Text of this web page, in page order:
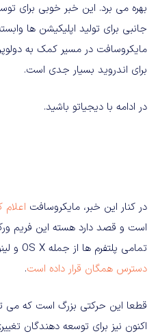
بهره می برد. این خبر خوبی برای
جانبی برای تولید اپلیکیشن ها
مایکروسافت در مسیر کمک به
برای اندروید بسیار جدی است.
در ادامه با دیجیاتو باشید.
در کنار این خبر، مایکروسافت اعلام
است و قصد دارد هسته این فریم ورک
تمامی پلتفرم ها از جمله OS X و لینوکس در سایت گیت هاب
دسترس همگان قرار داده است.
قطعا این حرکتی بزرگ است که می
اکنون نیز برای توسعه دهندگان